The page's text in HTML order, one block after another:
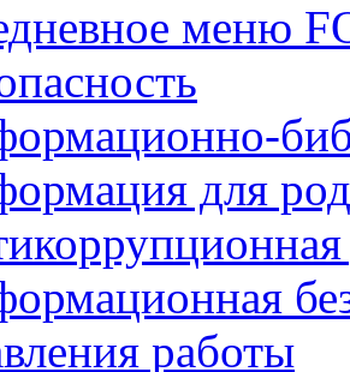
меню
для
работы